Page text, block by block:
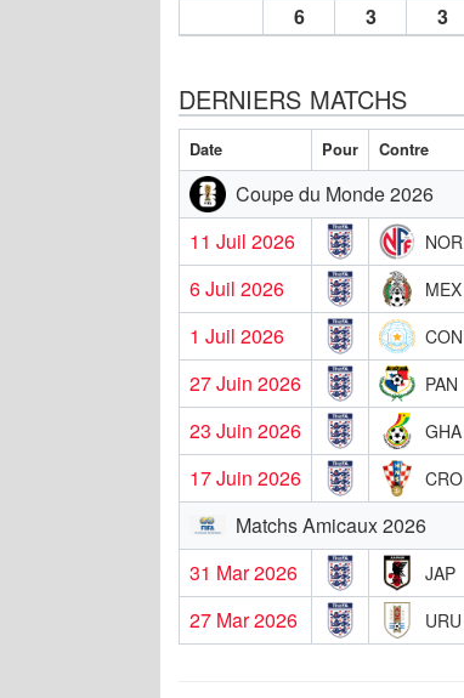
6 3 3
DERNIERS MATCHS
Date Pour Contre
Coupe du Monde 2026
11 Juil 2026
NOR
6 Juil 2026
MEX
1 Juil 2026
CON
27 Juin 2026
PAN
23 Juin 2026
GHA
17 Juin 2026
CRO
Matchs Amicaux 2026
31 Mar 2026
JAP
27 Mar 2026
URU